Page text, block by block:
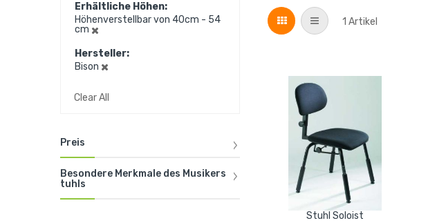
Erhältliche Höhen
Höhenverstellbar von 40cm - 54
cm
Hersteller
Bison
Clear All
Preis
Besondere Merkmale des Musikers
tuhls
Grid List 1 Artikel
Stuhl Soloist